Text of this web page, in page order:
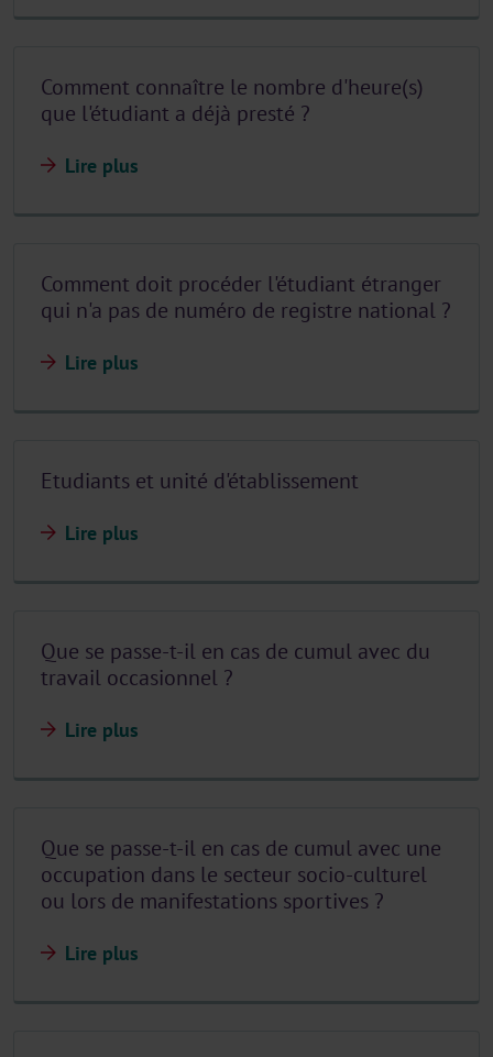
Comment connaître le nombre d'heure(s)
que l'étudiant a déjà presté ?
Lire plus
Comment doit procéder l'étudiant étranger
qui n'a pas de numéro de registre national ?
Lire plus
Etudiants et unité d'établissement
Lire plus
Que se passe-t-il en cas de cumul avec du
travail occasionnel ?
Lire plus
Que se passe-t-il en cas de cumul avec une
occupation dans le secteur socio-culturel
ou lors de manifestations sportives ?
Lire plus